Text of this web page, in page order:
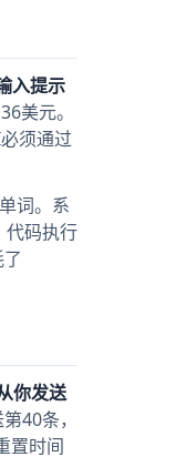
入提示
美元。
须通过
词。系
码执行
你发送
40条，
置时间